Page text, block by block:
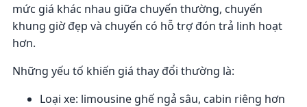
mức giá khác nhau giữa chuyến thường, chuyến
khung giờ đẹp và chuyến có hỗ trợ đón trả linh hoạt
hơn.
Những yếu tố khiến giá thay đổi thường là:
Loại xe: limousine ghế ngả sâu, cabin riêng hơn